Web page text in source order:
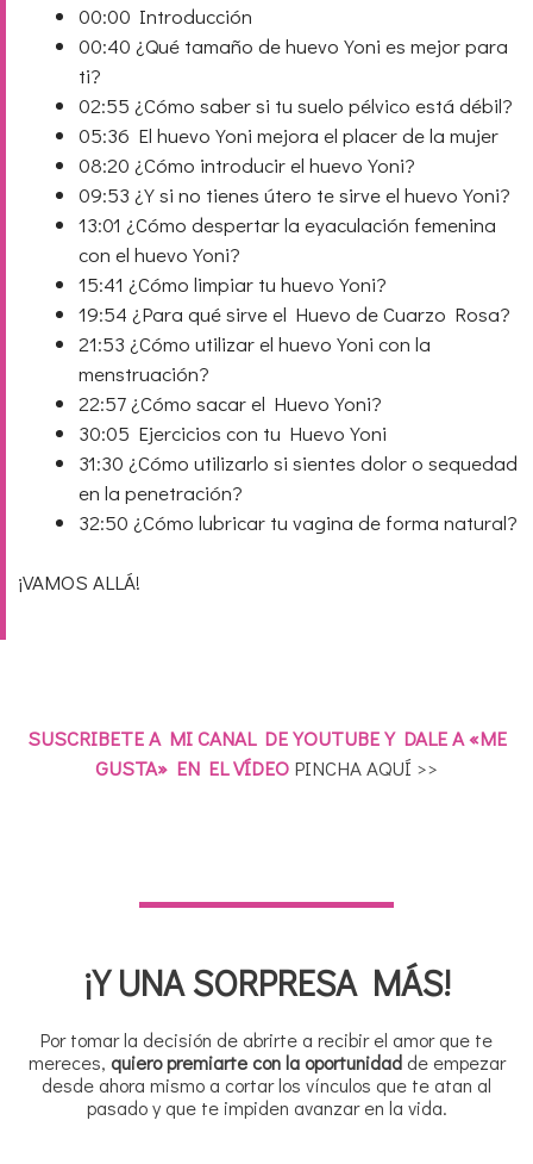
00:00 Introducción
00:40 ¿Qué tamaño de huevo Yoni es mejor para
ti?
02:55 ¿Cómo saber si tu suelo pélvico está débil?
05:36 El huevo Yoni mejora el placer de la mujer
08:20 ¿Cómo introducir el huevo Yoni?
09:53 ¿Y si no tienes útero te sirve el huevo Yoni?
13:01 ¿Cómo despertar la eyaculación femenina
con el huevo Yoni?
15:41 ¿Cómo limpiar tu huevo Yoni?
19:54 ¿Para qué sirve el Huevo de Cuarzo Rosa?
21:53 ¿Cómo utilizar el huevo Yoni con la
menstruación?
22:57¿Cómo sacar el Huevo Yoni?
30:05 Ejercicios con tu Huevo Yoni
31:30 ¿Cómo utilizarlo si sientes dolor o sequedad
en la penetración?
32:50 ¿Cómo lubricar tu vagina de forma natural?
¡VAMOS ALLÁ!
SUSCRIBETE A MI CANAL DE YOUTUBE Y DALE A «ME
GUSTA» EN EL VÍDEO PINCHA AQUÍ >>
¡Y UNA SORPRESA MÁS!
Por tomar la decisión de abrirte a recibir el amor que te
mereces, quiero premiarte con la oportunidadde empezar
desde ahora mismo a cortar los vínculos que te atan al
pasado y que te impiden avanzar en la vida.